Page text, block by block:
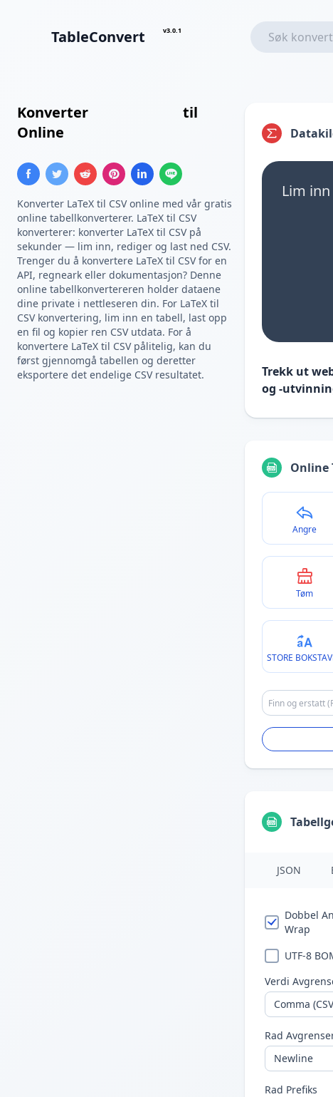
TableConvert v3.0.1
Konverter til
Online
Konverter LaTeX til CSV online med vår gratis
online tabellkonverterer. LaTeX til CSV
konverterer: konverter LaTeX til CSV på
sekunder — lim inn, rediger og last ned CSV.
Trenger du å konvertere LaTeX til CSV for en
API, regneark eller dokumentasjon? Denne
online tabellkonvertereren holder dataene
dine private i nettleseren din. For LaTeX til
CSV konvertering, lim inn en tabell, last opp
en fil og kopier ren CSV utdata. For å
konvertere LaTeX til CSV pålitelig, kan du
først gjennomgå tabellen og deretter
eksportere det endelige CSV resultatet.
Lim
Trekk ut
og -
Online
Angre
Tøm
STORE
JSON
Dobbel
Wrap
UTF-8
Verdi
Rad
Rad Prefiks